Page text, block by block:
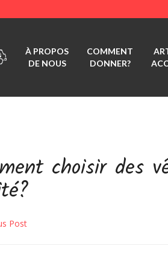
À PROPOS
DE NOUS
COMMENT
DONNER?
choisir des
Post